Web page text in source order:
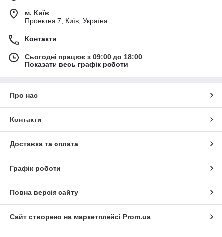
м. Київ
Проектна 7, Київ, Україна
Контакти
Сьогодні працює з 09:00 до 18:00
Показати весь графік роботи
Про нас
Контакти
Доставка та оплата
Графік роботи
Повна версія сайту
Сайт створено на маркетплейсі Prom.ua